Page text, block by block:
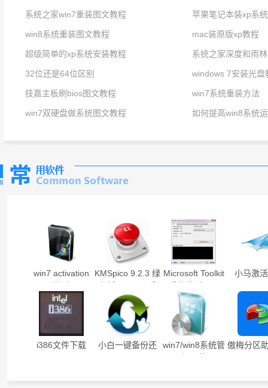
系统之家win7重装图文教程 苹果笔记本装xp系
win8系统重装图文教程 mac装原版xp教程
超级简单的xp系统安装教程 系统之家深度和雨
32位还是64位区别 windows 7安装光盘
技嘉主板刷bios图文教程 win7系统重装方法
win7双硬盘做系统图文教程 如何提高win8系统
win7 activation
KMSpico 9.2.3 绿
统激活）
Microsoft Toolkit
小马激
i386文件下载
小白一键备份还
win7/win8系统管 傲梅分区